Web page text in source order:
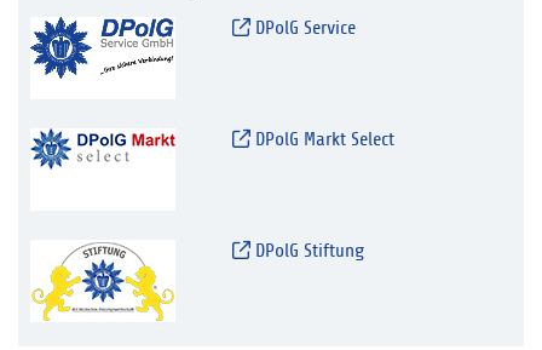
DPolG Service
DPolG Markt Select
DPolG Stiftung